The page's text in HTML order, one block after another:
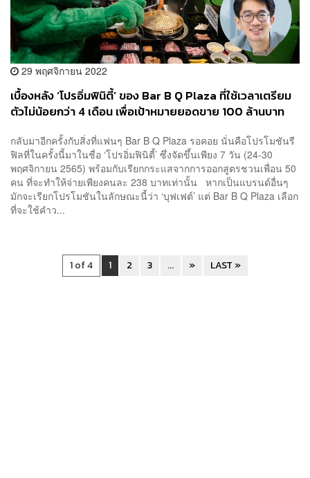
29 พฤศจิกายน 2022
เบื้องหลัง ‘โปรอิ่มฟินิตี้’ ของ Bar B Q Plaza ที่ใช้เวลาเตรียม
ตัวไม่น้อยกว่า 4 เดือน เพื่อเป้าหมายยอดขาย 100 ล้านบาท
กลับมาอีกครั้งกับสิ่งที่แฟนๆ Bar B Q Plaza รอคอย นั่นคือโปรโมชันรี
ฟิลที่ในครั้งนี้มาในชื่อ ‘โปรอิ่มฟินิตี้’ ซึ่งจัดขึ้นเพียง 7 วัน (24-30
พฤศจิกายน 2565) พร้อมกับเรียกกระแสจากการออกสูตรชวนเพื่อน 50
คน ที่จะทำให้จ่ายเพียงคนละ 238 บาทเท่านั้น หากเป็นแบรนด์อื่นๆ
มักจะเรียกโปรโมชันในลักษณะนี้ว่า ‘บุฟเฟต์’ แต่ Bar B Q Plaza เลือก
ที่จะใช้คำว...
1 of 4 1 2 3 ... » LAST »